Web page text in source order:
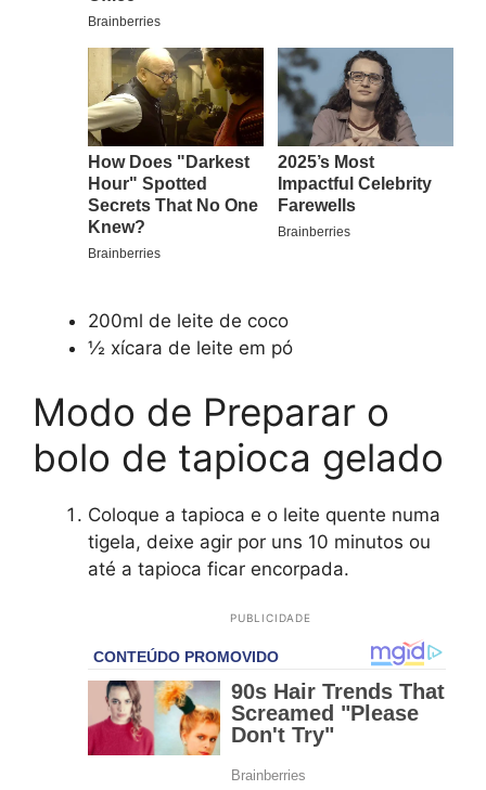
200ml de leite de coco
½ xícara de leite em pó
Modo de Preparar o
bolo de tapioca gelado
Coloque a tapioca e o leite quente numa
tigela, deixe agir por uns 10 minutos ou
até a tapioca ficar encorpada.
PUBLICIDADE